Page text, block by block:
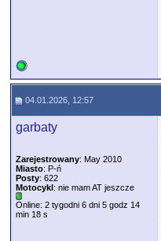
04.01.2026, 12:57
garbaty
Zarejestrowany: May 2010
Miasto: P-ń
Posty: 622
Motocykl: nie mam AT jeszcze
Online: 2 tygodni 6 dni 5 godz 14
min 18 s